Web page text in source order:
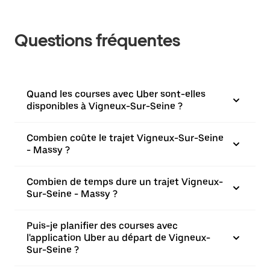
Questions fréquentes
Quand les courses avec Uber sont-elles
disponibles à Vigneux-Sur-Seine ?
Combien coûte le trajet Vigneux-Sur-Seine
- Massy ?
Combien de temps dure un trajet Vigneux-
Sur-Seine - Massy ?
Puis-je planifier des courses avec
l'application Uber au départ de Vigneux-
Sur-Seine ?